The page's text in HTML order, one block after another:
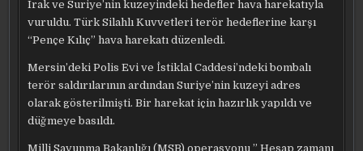
Irak ve Suriye’nin kuzeyindeki hedefler hava harekatıyla
vuruldu. Türk Silahlı Kuvvetleri terör hedeflerine karşı
“Pençe Kılıç” hava harekatı düzenledi.
Mersin’deki Polis Evi ve İstiklal Caddesi’ndeki bombalı
terör saldırılarının ardından Suriye’nin kuzeyi adres
olarak gösterilmişti. Bir harekat için hazırlık yapıldı ve
düğmeye basıldı.
Milli Savunma Bakanlığı (MSB) operasyonu ” Hesap zamanı